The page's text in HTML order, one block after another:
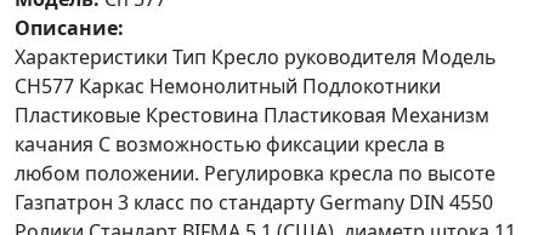
Описание:
Характеристики Тип Кресло руководителя Модель
СН577 Каркас Немонолитный Подлокотники
Пластиковые Крестовина Пластиковая Механизм
качания С возможностью фиксации кресла в
любом положении. Регулировка кресла по высоте
Газпатрон 3 класс по стандарту Germany DIN 4550